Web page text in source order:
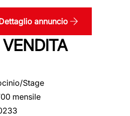
annuncio
Stage
mensile